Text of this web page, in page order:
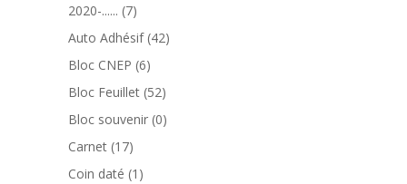
2020-...... 77
produits
Auto Adhésif 4242
Bloc CNEP 66
produits
Bloc Feuillet 5252
produits
Bloc souvenir 00
Carnet 1717
produits
Coin daté 1 1